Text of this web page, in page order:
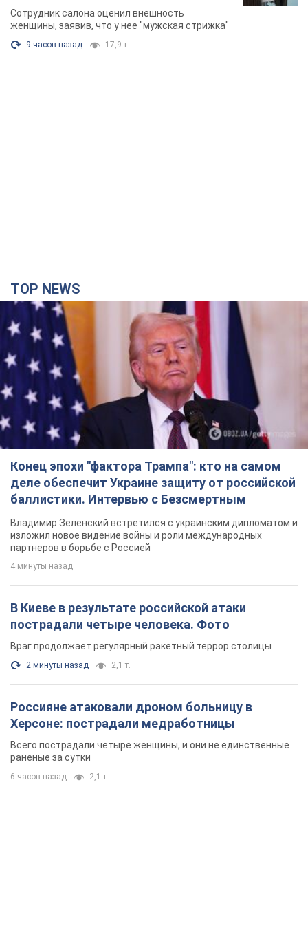
химиотерапии, разгорелся скандал.
Фото
Сотрудник салона оценил внешность
женщины, заявив, что у нее "мужская стрижка"
9 часов назад 17,9 т.
TOP NEWS
Конец эпохи "фактора Трампа": кто на самом
деле обеспечит Украине защиту от российской
баллистики. Интервью с Безсмертным
Владимир Зеленский встретился с украинским дипломатом и
изложил новое видение войны и роли международных
партнеров в борьбе с Россией
4 минуты назад
В Киеве в результате российской атаки
пострадали четыре человека. Фото
Враг продолжает регулярный ракетный террор столицы
2 минуты назад 2,1 т.
Россияне атаковали дроном больницу в
Херсоне: пострадали медработницы
Всего пострадали четыре женщины, и они не единственные
раненые за сутки
6 часов назад 2,1 т.